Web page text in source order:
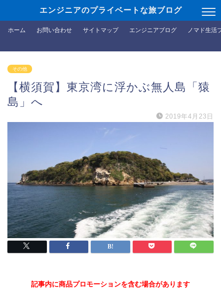
エンジニアのプライベートな旅ブログ
ホーム お問い合わせ サイトマップ エンジニアブログ ノマド生活
その他
【横須賀】東京湾に浮かぶ無人島「猿
島」へ
2019年4月23日
記事内に商品プロモーションを含む場合があります